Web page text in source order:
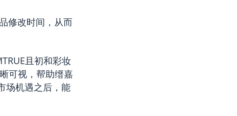
修改时间，从而
且初和彩妆
可视，帮助缙嘉
场机遇之后，能